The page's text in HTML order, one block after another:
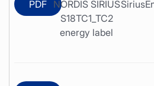
PDF NORDIS SIRIUS
S18TC1_TC2
energy label
Sirius